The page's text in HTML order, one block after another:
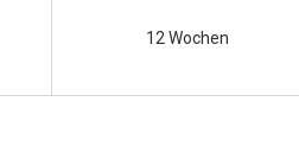
12 Wochen